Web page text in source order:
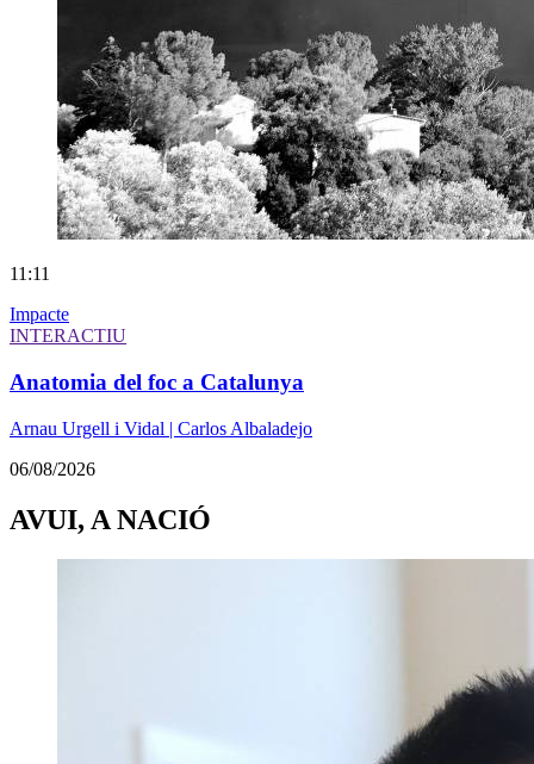
11:11
Impacte
INTERACTIU
Anatomia del foc a Catalunya
Arnau Urgell i Vidal | Carlos Albaladejo
06/08/2026
AVUI, A NACIÓ